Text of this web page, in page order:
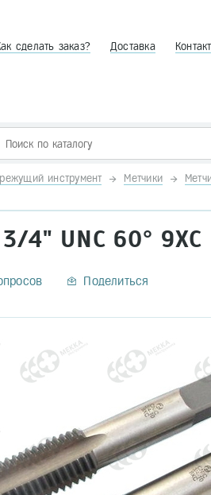
сделать заказ? Доставка
инструмент Метчики
4" UNC 60°
Поделиться